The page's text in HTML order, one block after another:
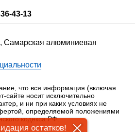
43-13
Самарская алюминиевая
что вся информация (включая
сайте носит исключительно
и ни при каких условиях не
определяемой положениями
кодекса РФ.
остатков!